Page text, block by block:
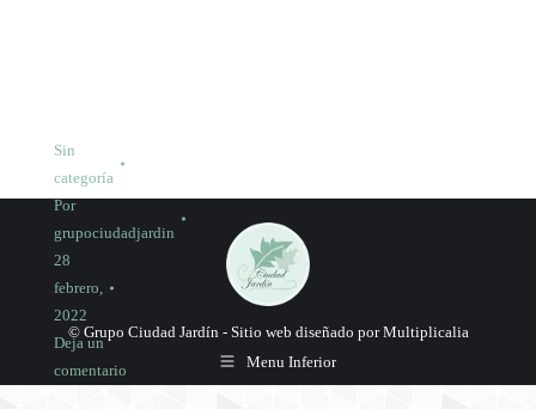
Sin
categoría
Por
grupociudadjardin
28
febrero,
2022
Deja un
comentario
© Grupo Ciudad Jardín - Sitio web diseñado por Multiplicalia
Menu Inferior